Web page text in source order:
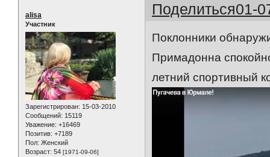
Поделиться01-
alisa
Участник
Зарегистрирован: 15-03-2010
Сообщений: 15119
Уважение: +16469
Позитив: +7189
Пол: Женский
Возраст: 54 [1971-09-06]
Поклонники
Примадонна
летний спортивный